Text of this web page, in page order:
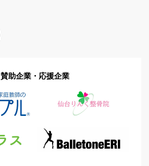
賛助企業・応援企業